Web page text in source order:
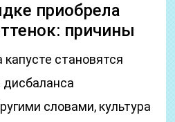
приобрела
причины
становятся
словами, культура